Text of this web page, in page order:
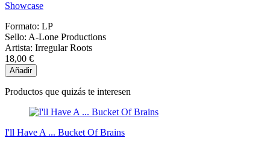
Showcase
Formato: LP
Sello: A-Lone Productions
Artista: Irregular Roots
18,00 €
Añadir
Productos que quizás te interesen
I'll Have A ... Bucket Of Brains